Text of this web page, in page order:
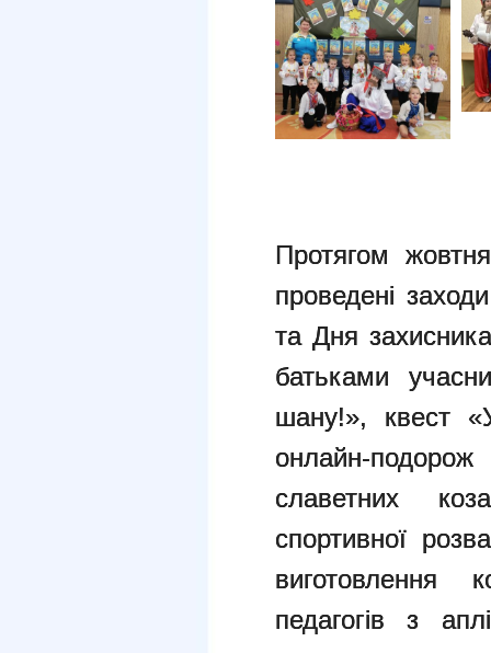
Протягом
проведені
та Дня
батьками
шану!», квест
онлайн-
славетних
спортивної
виготовлення
педагогів з